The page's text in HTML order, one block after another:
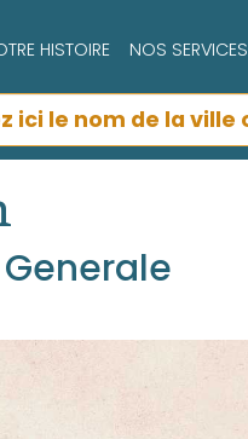
HISTOIRE NOS SERVICES